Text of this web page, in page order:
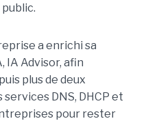
a enrichi sa
IA Advisor, afin
plus de deux
DNS, DHCP et
pour rester